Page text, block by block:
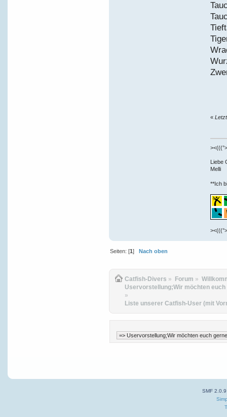
«
Liebe
Melli
**Ich
Seiten: [1] Nach oben
Catfish-Divers » Forum »
Uservorstellung;Wir möchten
»
Liste unserer Catfish-User (mit
SMF 2.0.9